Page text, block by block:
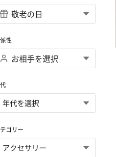
性
ゴリー